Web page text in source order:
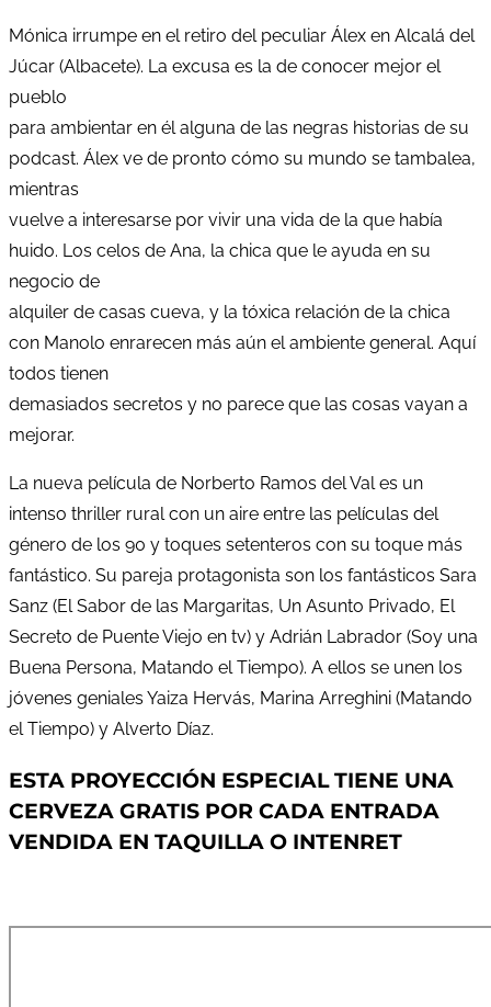
Mónica irrumpe en el retiro del peculiar Álex en Alcalá del
Júcar (Albacete). La excusa es la de conocer mejor el
pueblo
para ambientar en él alguna de las negras historias de su
podcast. Álex ve de pronto cómo su mundo se tambalea,
mientras
vuelve a interesarse por vivir una vida de la que había
huido. Los celos de Ana, la chica que le ayuda en su
negocio de
alquiler de casas cueva, y la tóxica relación de la chica
con Manolo enrarecen más aún el ambiente general. Aquí
todos tienen
demasiados secretos y no parece que las cosas vayan a
mejorar.
La nueva película de Norberto Ramos del Val es un
intenso thriller rural con un aire entre las películas del
género de los 90 y toques setenteros con su toque más
fantástico. Su pareja protagonista son los fantásticos Sara
Sanz (El Sabor de las Margaritas, Un Asunto Privado, El
Secreto de Puente Viejo en tv) y Adrián Labrador (Soy una
Buena Persona, Matando el Tiempo). A ellos se unen los
jóvenes geniales Yaiza Hervás, Marina Arreghini (Matando
el Tiempo) y Alverto Díaz.
ESTA PROYECCIÓN ESPECIAL TIENE UNA
CERVEZA GRATIS POR CADA ENTRADA
VENDIDA EN TAQUILLA O INTENRET